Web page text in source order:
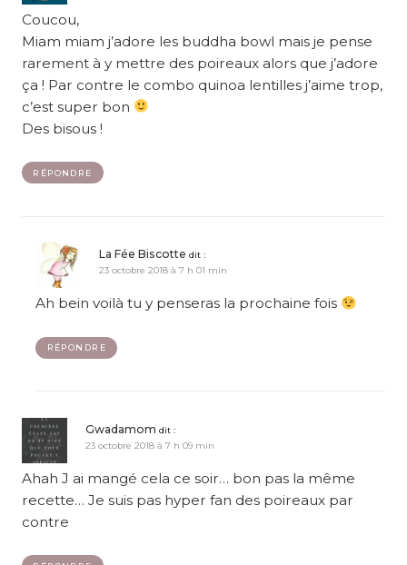
Coucou,
Miam miam j’adore les buddha bowl mais je pense
rarement à y mettre des poireaux alors que j’adore
ça ! Par contre le combo quinoa lentilles j’aime trop,
c’est super bon
Des bisous !
RÉPONDRE
La Fée Biscotte dit :
23 octobre 2018 à 7 h 01 min
Ah bein voilà tu y penseras la prochaine fois
RÉPONDRE
Gwadamom dit :
23 octobre 2018 à 7 h 09 min
Ahah J ai mangé cela ce soir… bon pas la même
recette… Je suis pas hyper fan des poireaux par
contre